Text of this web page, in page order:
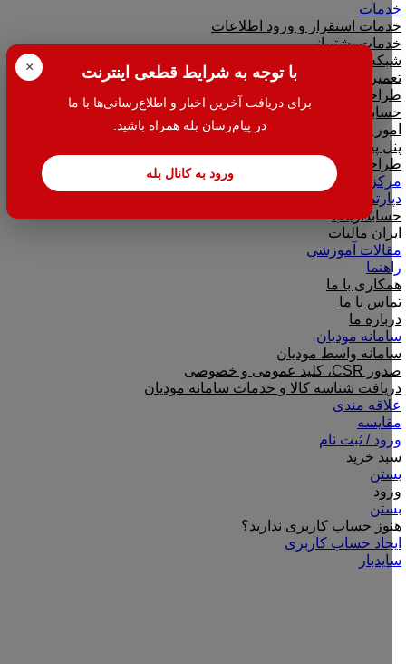
× با توجه به شرایط قطعی اینترنت
برای دریافت آخرین اخبار و اطلاع‌رسانی‌ها با ما
در پیام‌رسان بله همراه باشید.
ورود به کانال بله
خدمات
خدمات استقرار و ورود اطلاعات
خدمات پشتیبانی
شبکه و امنیت شبکه
تعمیرات کامپیوتر و لپ تاپ
طراحی فاکتور
حسابداری مالی و مالیاتی
امور مالیاتی
پنل پیامک
طراحی سایت
مرکز دانلود
دپارتمان ها
حسابداریاب
ایران مالیات
مقالات آموزشی
راهنما
همکاری با ما
تماس با ما
درباره ما
سامانه مودیان
سامانه واسط مودیان
صدور CSR، کلید عمومی و خصوصی
دریافت شناسه کالا و خدمات سامانه مودیان
علاقه مندی
مقایسه
ورود / ثبت نام
سبد خرید
بستن
ورود
بستن
هنوز حساب کاربری ندارید؟
ایجاد حساب کاربری
سایدبار